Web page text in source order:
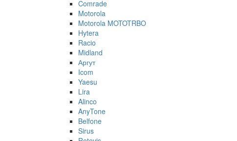
Comrade
Motorola
Motorola MOTOTRBO
Hytera
Racio
Midland
Аргут
Icom
Yaesu
Lira
Alinco
AnyTone
Belfone
Sirus